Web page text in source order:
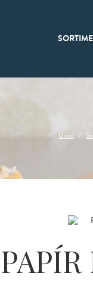
Úvod